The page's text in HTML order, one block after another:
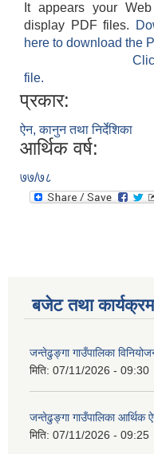
It appears your
display PDF files.
here to download the
file.
प्रकार:
ऐन, कानुन तथा निर्देशिका
आर्थिक वर्ष:
७७/७८
बजेट तथा कार्यक्रम
जन्तेढुङ्गा गाउँपालिका
मिति: 07/11/2026 - 09:30
जन्तेढुङ्गा गाउँपालिका आर्थिक
मिति: 07/11/2026 - 09:25